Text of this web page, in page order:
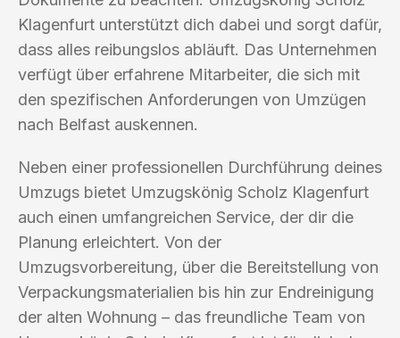
Klagenfurt unterstützt dich dabei und sorgt dafür,
dass alles reibungslos abläuft. Das Unternehmen
verfügt über erfahrene Mitarbeiter, die sich mit
den spezifischen Anforderungen von Umzügen
nach Belfast auskennen.
Neben einer professionellen Durchführung deines
Umzugs bietet Umzugskönig Scholz Klagenfurt
auch einen umfangreichen Service, der dir die
Planung erleichtert. Von der
Umzugsvorbereitung, über die Bereitstellung von
Verpackungsmaterialien bis hin zur Endreinigung
der alten Wohnung – das freundliche Team von